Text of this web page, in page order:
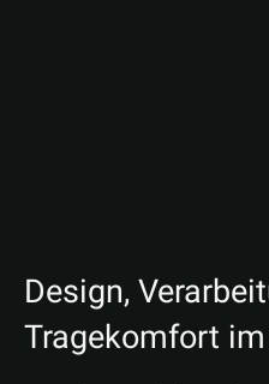
Design,
Tragekomfort